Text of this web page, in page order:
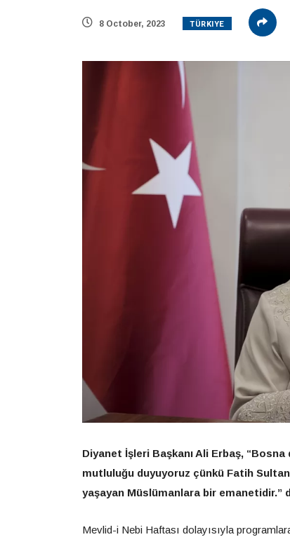
8 October, 2023 TÜRKIYE
Diyanet İşleri Başkanı Ali Erbaş,
mutluluğu duyuyoruz çünkü Fatih
yaşayan Müslümanlara bir emanetidir.”
Mevlid-i Nebi Haftası dolayısıyla